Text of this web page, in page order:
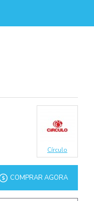
Círculo
COMPRAR AGORA